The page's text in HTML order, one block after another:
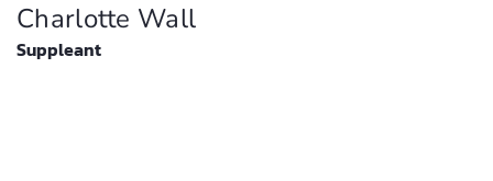
Charlotte Wall
Suppleant